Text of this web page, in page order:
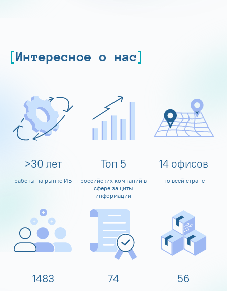
Интересное о нас
>30 лет
работы на рынке ИБ
Топ 5
российских компаний в
сфере защиты
информации
14 офисов
по всей стране
1598 80 60